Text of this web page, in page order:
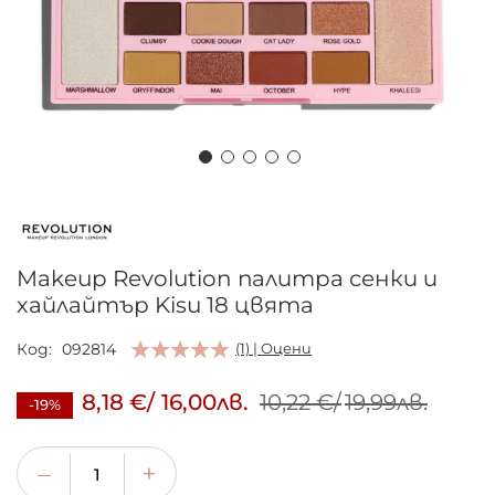
началото
галерия
със
снимки
Makeup Revolution палитра сенки и
хайлайтър Kisu 18 цвята
Код 092814 (1) | Оцени
-19% 8,18 €/ 16,00лв. 10,22 €/19,99лв.